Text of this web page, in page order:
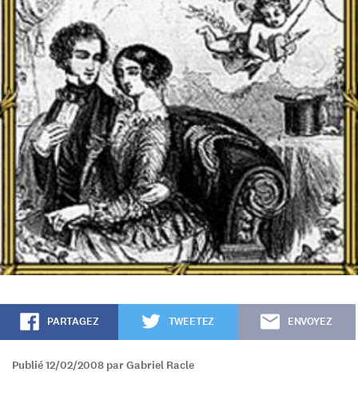
PARTAGEZ TWEETEZ ENVOYEZ
Publié 12/02/2008 par Gabriel Racle